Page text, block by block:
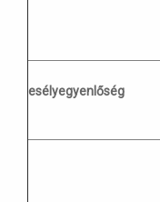
esélyegyenlőség